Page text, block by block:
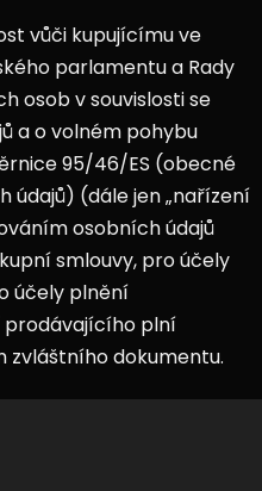
vůči kupujícímu ve
parlamentu a Rady
osob v souvislosti se
a o volném pohybu
95/46/ES (obecné
údajů) (dále jen „nařízení
osobních údajů
smlouvy, pro účely
účely plnění
plní
dokumentu.